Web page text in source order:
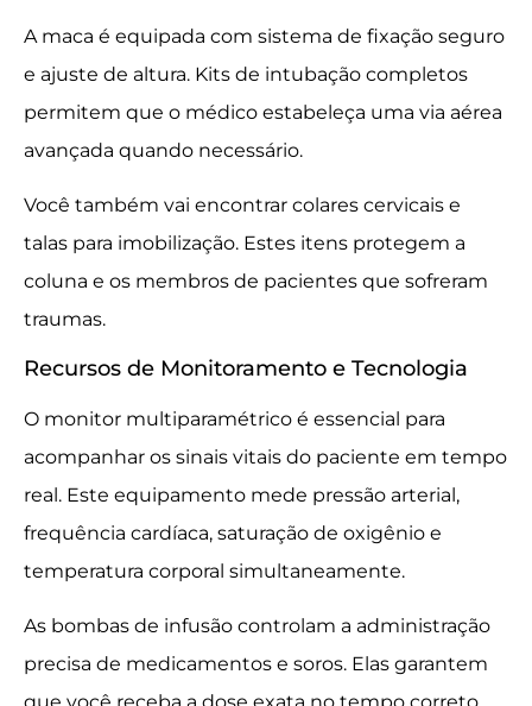
A maca é equipada com sistema de fixação seguro
e ajuste de altura. Kits de intubação completos
permitem que o médico estabeleça uma via aérea
avançada quando necessário.
Você também vai encontrar colares cervicais e
talas para imobilização. Estes itens protegem a
coluna e os membros de pacientes que sofreram
traumas.
Recursos de Monitoramento e Tecnologia
O monitor multiparamétrico é essencial para
acompanhar os sinais vitais do paciente em tempo
real. Este equipamento mede pressão arterial,
frequência cardíaca, saturação de oxigênio e
temperatura corporal simultaneamente.
As bombas de infusão controlam a administração
precisa de medicamentos e soros. Elas garantem